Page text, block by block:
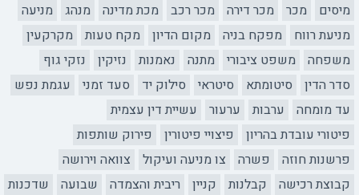
מיסים
מכר מכר דירה מכר רכב מכת מדינה מנהג
מניעה
מניעת רווח
מפקח בניה מקום הדיון מקח טעות
מקרקעין
משפחה
משפט ציבורי מתנה נאמנות נזיקין
נזקי גוף
סדר הדין
סיטומתא סיטראי סילוק יד סעד זמני
עגמת נפש
עד מומחה
ערבות ערעור
עשיית דין עצמית
פיטורי עובדת בהריון
פיצויי פיטורין
פירוק שותפות
פרשנות חוזה
פשרה צו מניעה ועיקול
צוואה וירושה
קבוצת רכישה
קבלנות קניין ריבית והצמדה שבועה
שדכנות